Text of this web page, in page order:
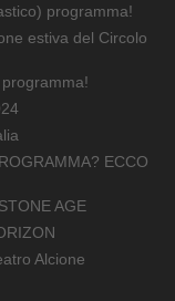
programma!
estiva del Circolo
ECCO
AGE
Alcione